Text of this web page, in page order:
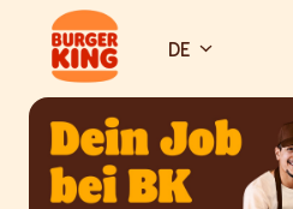
springenStartseite DE